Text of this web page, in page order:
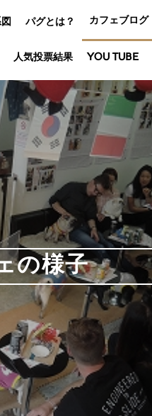
パグとは？ カフェブログ
人気投票結果 YOU TUBE
の様子